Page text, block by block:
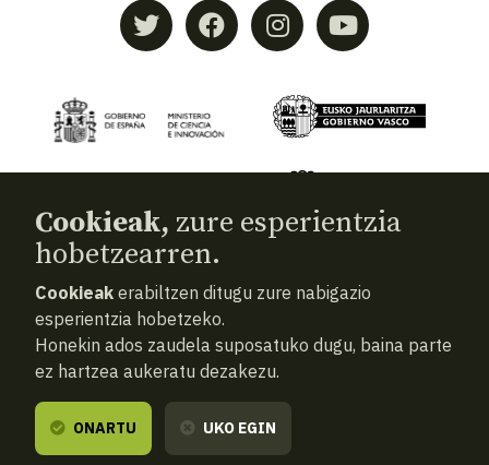
© 2026Aranzadi — Zientzia elkartea
Terminoak eta baldintzak
Pribatutasun politika
Cookiak
Cookieak, zure esperientzia
hobetzearren.
Cookieak erabiltzen ditugu zure nabigazio
esperientzia hobetzeko.
Honekin ados zaudela suposatuko dugu, baina parte
ez hartzea aukeratu dezakezu.
ONARTU UKO EGIN